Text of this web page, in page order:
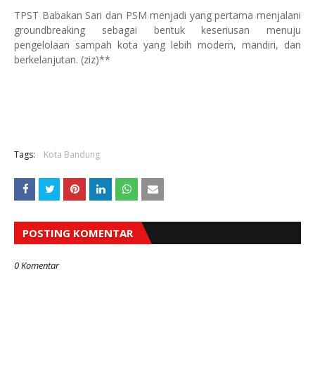
TPST Babakan Sari dan PSM menjadi yang pertama menjalani
groundbreaking sebagai bentuk keseriusan menuju
pengelolaan sampah kota yang lebih modern, mandiri, dan
berkelanjutan. (ziz)**
Tags: Kota Bandung
POSTING KOMENTAR
0 Komentar